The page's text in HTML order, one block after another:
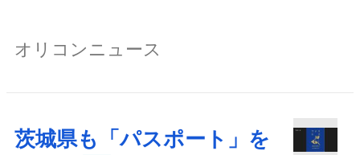
オリコンニュース
茨城県も「パスポート」を